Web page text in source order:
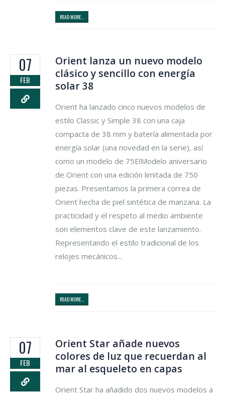
READ MORE...
07
FEB
Orient lanza un nuevo modelo
clásico y sencillo con energía
solar 38
Orient ha lanzado cinco nuevos modelos de
estilo Classic y Simple 38 con una caja
compacta de 38 mm y batería alimentada por
energía solar (una novedad en la serie), así
como un modelo de 75ElModelo aniversario
de Orient con una edición limitada de 750
piezas. Presentamos la primera correa de
Orient hecha de piel sintética de manzana. La
practicidad y el respeto al medio ambiente
son elementos clave de este lanzamiento.
Representando el estilo tradicional de los
relojes mecánicos...
READ MORE...
07
FEB
Orient Star añade nuevos
colores de luz que recuerdan al
mar al esqueleto en capas
Orient Star ha añadido dos nuevos modelos a